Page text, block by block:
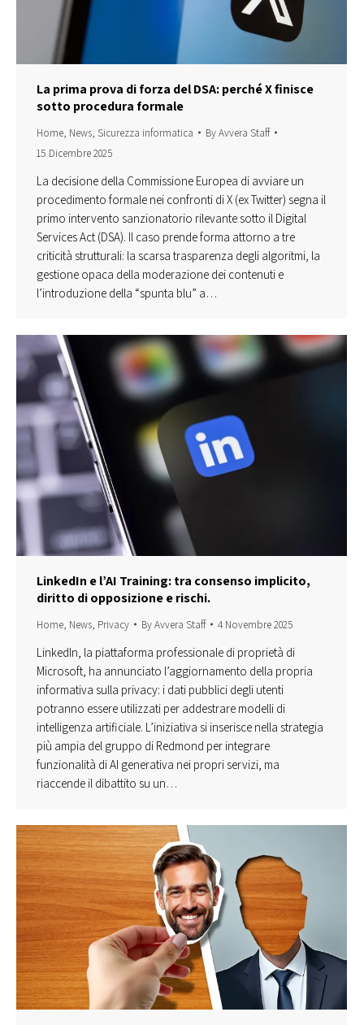
La prima prova di forza del DSA: perché X finisce
sotto procedura formale
Home, News, Sicurezza informatica ByAvvera Staff
15 Dicembre 2025
La decisione della Commissione Europea di avviare un
procedimento formale nei confronti di X (ex Twitter) segna il
primo intervento sanzionatorio rilevante sotto il Digital
Services Act (DSA). Il caso prende forma attorno a tre
criticità strutturali: la scarsa trasparenza degli algoritmi, la
gestione opaca della moderazione dei contenuti e
l’introduzione della “spunta blu” a…
LinkedIn e l’AI Training: tra consenso implicito,
diritto di opposizione e rischi.
Home, News, Privacy ByAvvera Staff 4 Novembre 2025
LinkedIn, la piattaforma professionale di proprietà di
Microsoft, ha annunciato l’aggiornamento della propria
informativa sulla privacy: i dati pubblici degli utenti
potranno essere utilizzati per addestrare modelli di
intelligenza artificiale. L’iniziativa si inserisce nella strategia
più ampia del gruppo di Redmond per integrare
funzionalità di AI generativa nei propri servizi, ma
riaccende il dibattito su un…